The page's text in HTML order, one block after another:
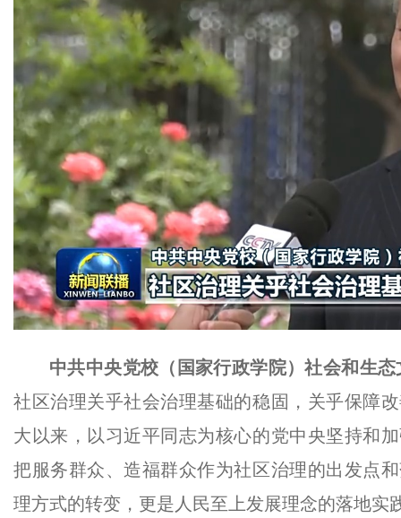
中共中央党校（国家行政学院）社会和生
社区治理关乎社会治理基础的稳固，关乎保障
大以来，以习近平同志为核心的党中央坚持和
把服务群众、造福群众作为社区治理的出发点
理方式的转变，更是人民至上发展理念的落地实